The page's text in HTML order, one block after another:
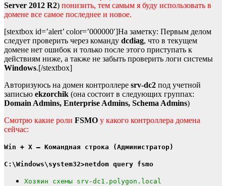
Server 2012 R2) понизить, тем самым я буду использовать в
домене все самое последнее и новое.
[stextbox id=’alert’ color=’000000′]На заметку: Первым делом
следует проверить через команду dcdiag, что в текущем
домене нет ошибок и только после этого приступать к
действиям ниже, а также не забыть проверить логи системы
Windows.[/stextbox]
Авторизуюсь на домен контроллере srv-dc2 под учетной
записью ekzorchik (она состоит в следующих группах:
Domain Admins, Enterprise Admins, Schema Admins)
Смотрю какие роли FSMO у какого контроллера домена
сейчас:
Win + X — Командная строка (Администратор)
C:\Windows\system32>netdom query fsmo
Хозяин схемы srv-dc1.polygon.local